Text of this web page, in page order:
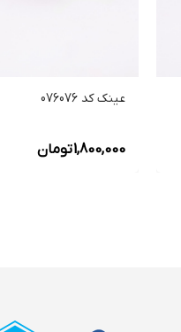
عینک کد 076076
1,800,000تومان